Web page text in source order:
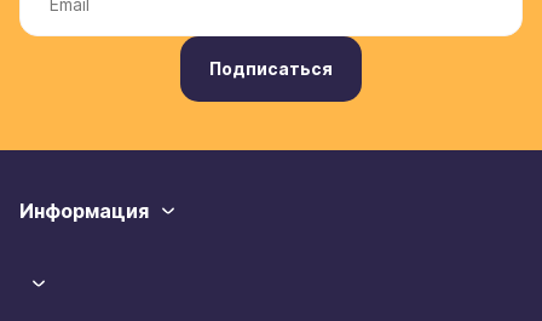
Подписаться
Информация